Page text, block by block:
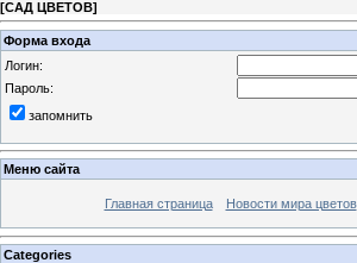
[САД ЦВЕТОВ]
Форма входа
Логин:
Пароль:
запомнить
Меню сайта
Главная страница Новости мира цветов
Categories